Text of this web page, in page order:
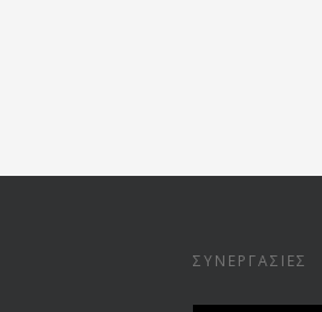
ΣΥΝΕΡΓΑΣΊΕΣ